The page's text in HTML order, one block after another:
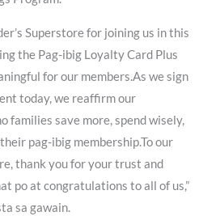
Superstore for joining us in this
the Pag-ibig Loyalty Card Plus
for our members.As we sign
today, we reaffirm our
families save more, spend wisely,
pag-ibig membership.To our
thank you for your trust and
po at congratulations to all of us,”
sa gawain.